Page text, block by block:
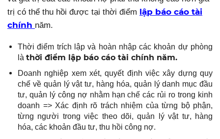
trị có thể thu hồi được tại thời điểm lập báo cáo tài
chính năm.
Thời điểm trích lập và hoàn nhập các khoản dự phòng
là thời điểm lập báo cáo tài chính năm.
Doanh nghiệp xem xét, quyết định việc xây dựng quy
chế về quản lý vật tư, hàng hóa, quản lý danh mục đầu
tư, quản lý công nợ nhằm hạn chế các rủi ro trong kinh
doanh => Xác định rõ trách nhiệm của từng bộ phận,
từng người trong việc theo dõi, quản lý vật tư, hàng
hóa, các khoản đầu tư, thu hồi công nợ.